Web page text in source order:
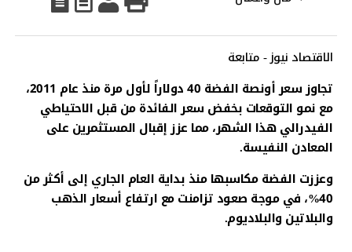
الاقتصاد نيوز - متابعة
تجاوز سعر أونصة الفضة 40 دولاراً لأول مرة منذ عام 2011،
مع نمو التوقعات بخفض سعر الفائدة من قبل الاحتياطي
الفيدرالي هذا الشهر، مما عزز إقبال المستثمرين على
المعادن النفيسة.
وعززت الفضة مكاسبها منذ بداية العام الجاري إلى أكثر من
40%، في موجة صعود تزامنت مع ارتفاع أسعار الذهب
والبلاتين والبلاديوم.